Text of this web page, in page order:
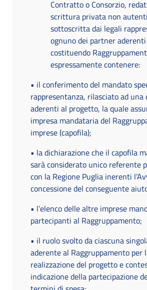
Contratto o Consorzio,
scrittura privata non
sottoscritta dai legali
ognuno dei partner
costituendo
espressamente contenere:
• il conferimento del mandato
rappresentanza, rilasciato ad una
aderenti al progetto, la quale
impresa mandataria del
imprese (capofila);
• la dichiarazione che il capofila
sarà considerato unico referente
con la Regione Puglia inerenti
concessione del conseguente
• l’elenco delle altre imprese
partecipanti al Raggruppamento;
• il ruolo svolto da ciascuna
aderente al Raggruppamento per
realizzazione del progetto e
indicazione della partecipazione